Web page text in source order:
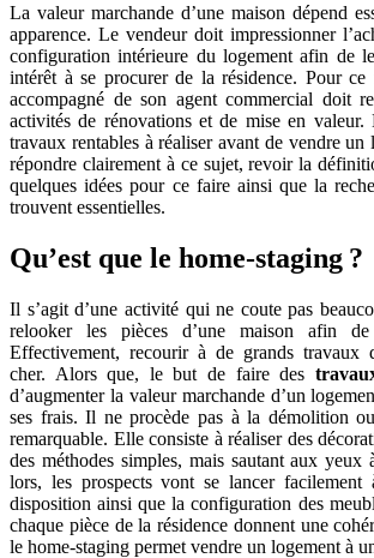
La valeur marchande d’une maison dépend
apparence. Le vendeur doit impressionner
configuration intérieure du logement afin de
intérêt à se procurer de la résidence. Pour
accompagné de son agent commercial doit
activités de rénovations et de mise en valeur.
travaux rentables à réaliser avant de vendre
répondre clairement à ce sujet, revoir la
quelques idées pour ce faire ainsi que la
trouvent essentielles.
Qu’est que le home-staging ?
Il s’agit d’une activité qui ne coute pas
relooker les pièces d’une maison afin
Effectivement, recourir à de grands travaux
cher. Alors que, le but de faire des
d’augmenter la valeur marchande d’un
ses frais. Il ne procède pas à la démolition
remarquable. Elle consiste à réaliser des
des méthodes simples, mais sautant aux yeux
lors, les prospects vont se lancer facilement
disposition ainsi que la configuration des
chaque pièce de la résidence donnent une
le home-staging permet vendre un logement à